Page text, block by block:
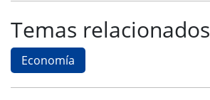
Temas relacionados
Economía